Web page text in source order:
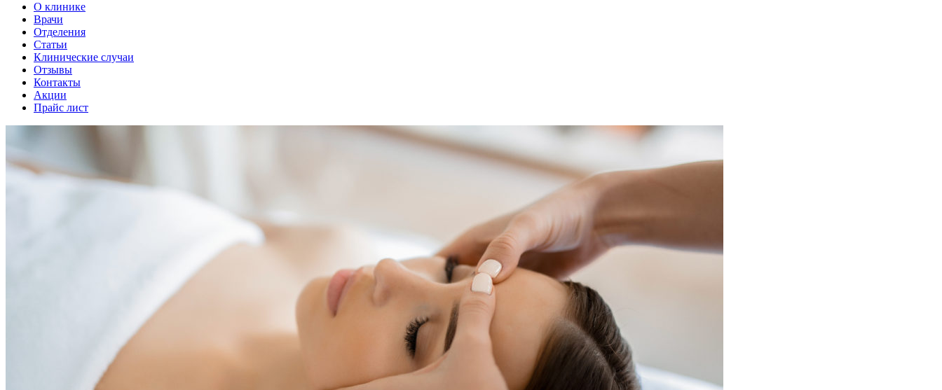
О клинике
Врачи
Отделения
Статьи
Клинические случаи
Отзывы
Контакты
Акции
Прайс лист